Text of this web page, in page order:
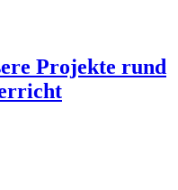
Projekte rund